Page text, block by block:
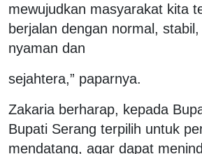
mewujudkan masyarakat kita
berjalan dengan normal,
nyaman dan
sejahtera,” paparnya.
Zakaria berharap, kepada
Bupati Serang terpilih untuk
mendatang, agar dapat